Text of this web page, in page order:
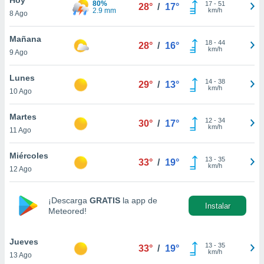
y
en
más
de
cookies
aceptar
8 Ago
80%
2.9 mm
28° / 17° 17- 51
km/h
Mañana
9 Ago
28° / 16° 18- 44
km/h
Lunes
10 Ago
29° / 13° 14- 38
km/h
Martes
11 Ago
30° / 17° 12- 34
km/h
Miércoles
12 Ago
33° / 19° 13- 35
km/h
¡Descarga GRATIS la app de
Meteored!
Instalar
Jueves
13 Ago
33° / 19° 13- 35
km/h